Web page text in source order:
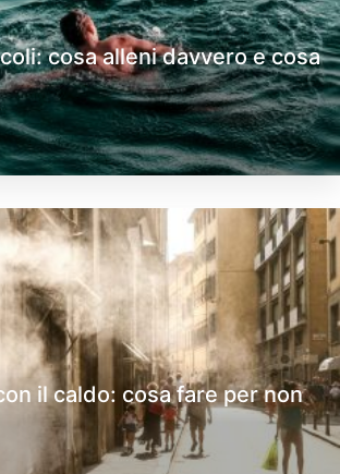
cosa alleni davvero e cosa
il caldo: cosa fare per non